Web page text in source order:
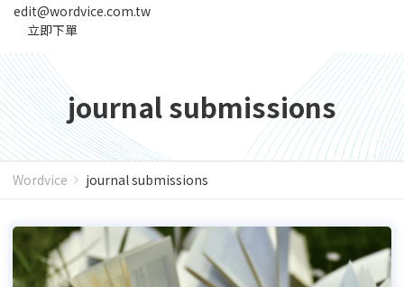
edit@wordvice.com.tw
立即下單
journal submissions
Wordvice journal submissions